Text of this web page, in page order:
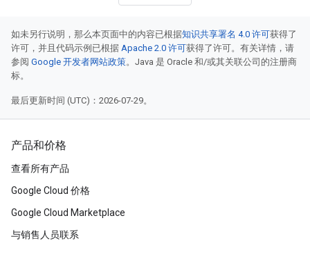
如未另行说明，那么本页面中的内容已根据知识共享署名 4.0 许可获得了
许可，并且代码示例已根据 Apache 2.0 许可获得了许可。有关详情，请
参阅 Google 开发者网站政策。Java 是 Oracle 和/或其关联公司的注册商
标。
最后更新时间 (UTC)：2026-07-29。
产品和价格
查看所有产品
Google Cloud 价格
Google Cloud Marketplace
与销售人员联系